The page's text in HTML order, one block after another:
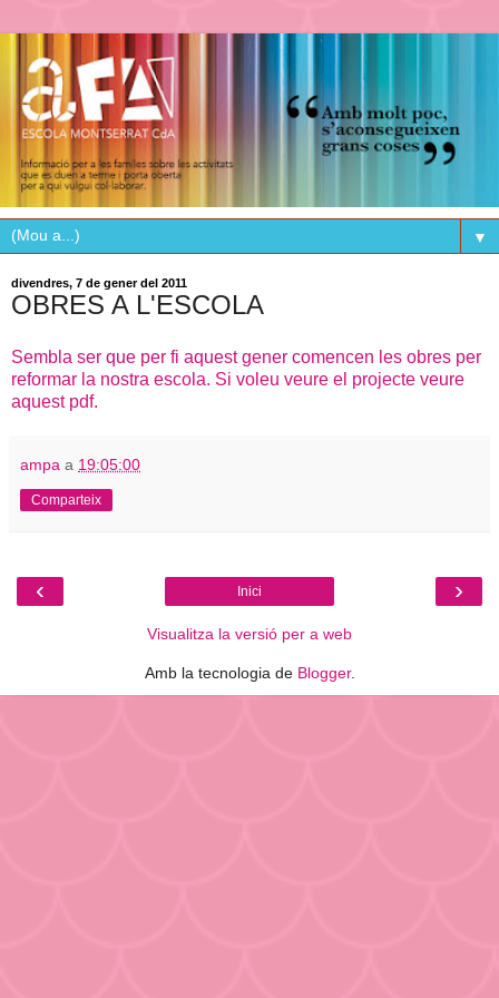
▼
divendres, 7 de gener del 2011
OBRES A L'ESCOLA
Sembla ser que per fi aquest gener comencen les obres per
reformar la nostra escola. Si voleu veure el projecte veure
aquest pdf.
ampa a 19:05:00
Comparteix
‹ ›
Inici
Visualitza la versió per a web
Amb la tecnologia de Blogger.